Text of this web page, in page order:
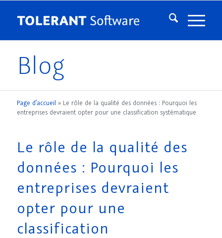
Blog
Page d’accueil » Le rôle de la qualité des données : Pourquoi les
entreprises devraient opter pour une classification systématique
Le rôle de la qualité des
données : Pourquoi les
entreprises devraient
opter pour une
classification